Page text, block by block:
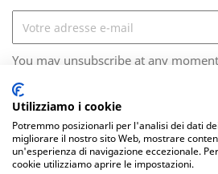
Les cookies nous permettent de
contenu et les annonces, d'offrir des
relatives aux médias sociaux et
Nous partageons également des
You may unsubscribe at any
FOOTER CONTENT (MIGRATED)
Utilizziamo i cookie
Potremmo posizionarli per l'analisi dei dati
migliorare il nostro sito Web, mostrare
un'esperienza di navigazione eccezionale.
cookie utilizziamo aprire le impostazioni.